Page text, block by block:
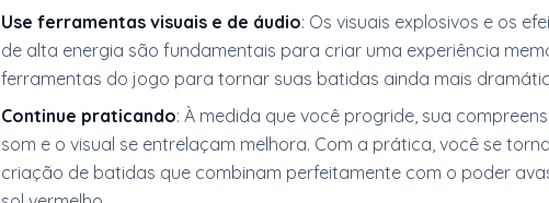
Use ferramentas visuais e de áudio: Os visuais explosivos e os
de alta energia são fundamentais para criar uma experiência
ferramentas do jogo para tornar suas batidas ainda mais
Continue praticando: À medida que você progride, sua
som e o visual se entrelaçam melhora. Com a prática, você se
criação de batidas que combinam perfeitamente com o poder